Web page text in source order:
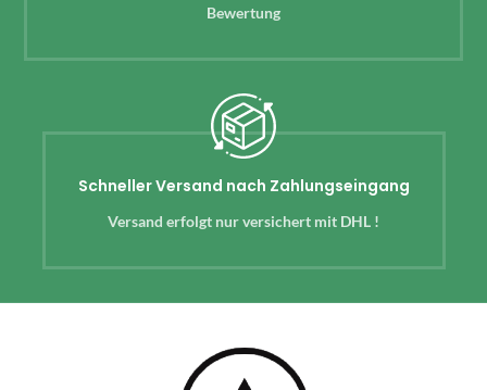
Bewertung
Schneller Versand nach Zahlungseingang
Versand erfolgt nur versichert mit DHL !